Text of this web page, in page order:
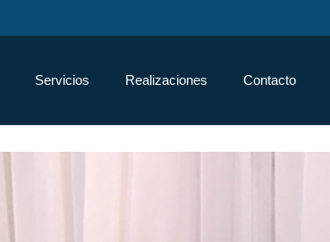
Servicios Realizaciones Contacto